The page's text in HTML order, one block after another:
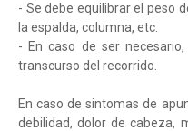
- Se debe equilibrar el peso
la espalda, columna, etc.
- En caso de ser
transcurso del recorrido.
En caso de sintomas de
debilidad, dolor de cabeza,